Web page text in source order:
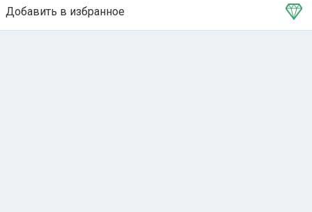
Добавить в избранное
Тема в избранном